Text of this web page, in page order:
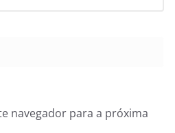
navegador para a próxima